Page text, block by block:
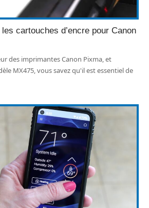
cartouches d’encre pour Canon
des imprimantes Canon Pixma, et
MX475, vous savez qu'il est essentiel de